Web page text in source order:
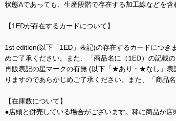
状態Aであっても、生産段階で存在する加工線などを
【1EDが存在するカードについて】
1st edition(以下「1ED」表記)の存在するカードにつき
めご了承ください。また、「商品名に（1ED）の記載
再販表記の星マークの有無 (以下「★あり・★なし」
りますのであらかじめご了承ください。また、「商
【在庫数について】
●店頭と併売している場合がございます。稀に商品が